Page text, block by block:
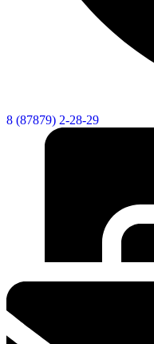
Социальные
8 (87879) 2-28-29